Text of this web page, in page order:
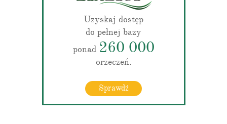
Uzyskaj dostęp
do pełnej bazy
ponad 260 000
orzeczeń.
Sprawdź